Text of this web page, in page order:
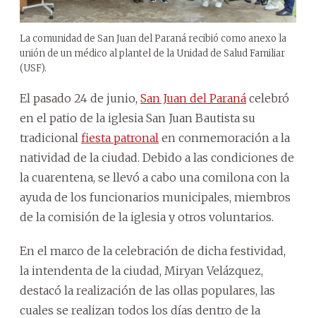
La comunidad de San Juan del Paraná recibió como anexo la
unión de un médico al plantel de la Unidad de Salud Familiar
(USF).
El pasado 24 de junio, San Juan del Paraná celebró
en el patio de la iglesia San Juan Bautista su
tradicional fiesta patronal en conmemoración a la
natividad de la ciudad. Debido a las condiciones de
la cuarentena, se llevó a cabo una comilona con la
ayuda de los funcionarios municipales, miembros
de la comisión de la iglesia y otros voluntarios.
En el marco de la celebración de dicha festividad,
la intendenta de la ciudad, Miryan Velázquez,
destacó la realización de las ollas populares, las
cuales se realizan todos los días dentro de la